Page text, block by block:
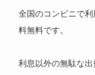
全国のコンビニで
料無料です。
利息以外の無駄な